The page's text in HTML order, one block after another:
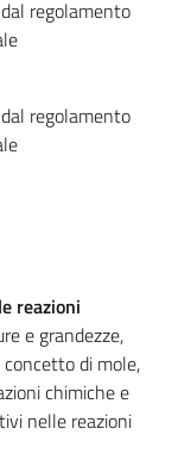
regolamento
regolamento
reazioni
e grandezze,
di mole,
chimiche e
nelle reazioni